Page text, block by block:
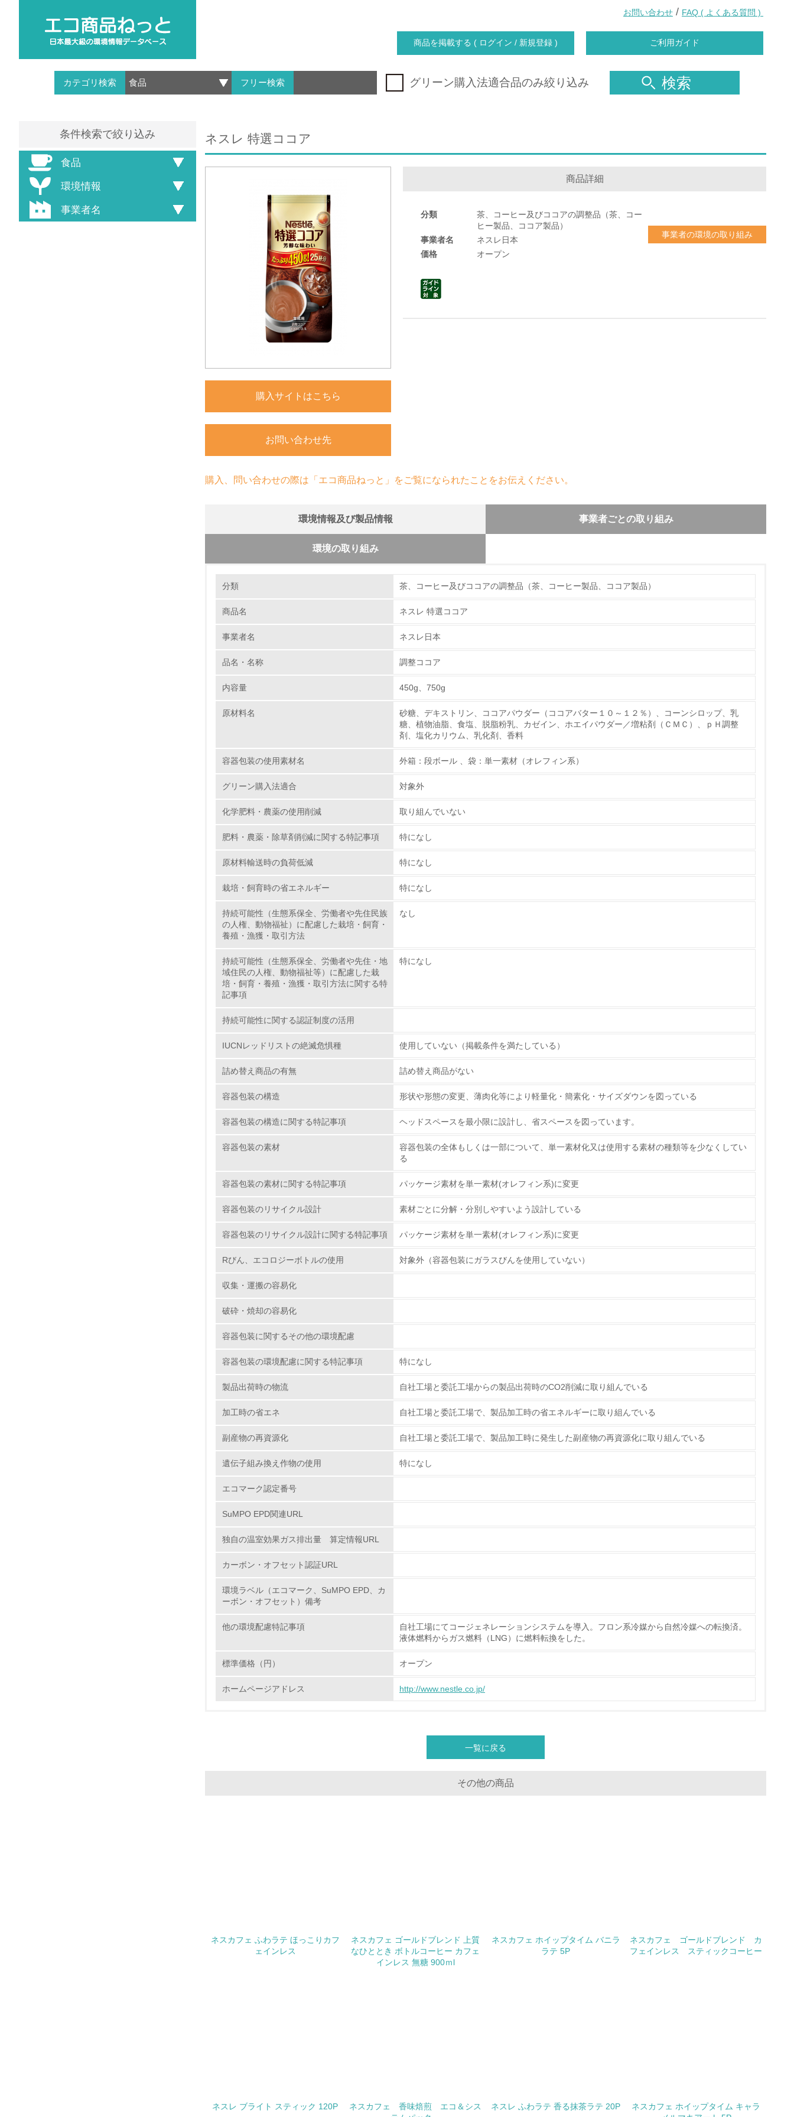
お問い合わせ / FAQ ( よくある質問 )
商品を掲載する ( ログイン / 新規登録 ) ご利用ガイド
カテゴリ検索 フリー検索 グリーン購入法適合品のみ絞り込み 検索
条件検索で絞り込み
食品
環境情報
事業者名
ネスレ 特選ココア
購入サイトはこちら
お問い合わせ先
商品詳細
分類
茶、コーヒー及びココアの調整品（茶、コー
ヒー製品、ココア製品）
事業者名
ネスレ日本
価格
オープン
事業者の環境の取り組み
購入、問い合わせの際は「エコ商品ねっと」をご覧になられたことをお伝えください。
環境情報及び製品情報 事業者ごとの取り組み
環境の取り組み
大気汚染物質に関する取り組み
ど、環境負荷の軽減に向けて積極的に取り組んでまいりました。 2023年9月より、JR貨物グループとの連携によ
期貨物鉄道輸送を開始しました。 本取り組みの開始により、静岡エリアから関西エリアへ200トン／日のトラック
輸送を鉄道へ移行することとなり、年間の二酸化炭素(CO2)排出量は約900トン削減できる見込みです。また、今
1.環境取り組み体制
No.
環境対応の責任体制を定めている
自社に関係する主要な環境法規制を把握し、順守している
5. 環境取り組み体制と成果を定期的に検証して次の活動に活かしている
6. 従業員が環境方針に基づいて自分の業務の中で行うべき環境対策を理解し、実践している
7. 環境活動に関する規格やプログラムを導入している
8. 第三者認証を取得している
2.環境への取り組み
No.
9. <L1> 資源（投入原料、水等）とエネルギー（電力、重油、ガス）の使用量削減の取り組みを行っている
10. <L2> 資源とエネルギーの使用量の把握をし、具体的な削減目標や計画を立てている
環境配慮型製品・サービスの製造・販売
<L2> 環境配慮型製品・サービスの製造・販売状況を把握し、具体的な販売目標や計画を立てている
グリーン購入
非該当（包装・物流を必要とする業務を行っていない）
15. <L1> 環境負荷ができるだけ小さい包装・梱包を行っている
16. <L2> 環境負荷ができるだけ小さい物流を行っている
化学物質
19. <L1> 廃棄物の発生量の削減及びリサイクルの推進、適正処理を行っている
20. <L2> 発生する廃棄物の量と種類を把握し、具体的な削減・リサイクル目標や計画を立てている
21.
<L1> 「生物多様性保全」に関する取り組み（例：森林保全活動＜植林、天然林保護、間伐＞、認証品の
購入、原材料のトレーサビリティの確認等）を行っている
チェック項目
<L1> 「人権・労働等」に関する方針、規定等を持っている
<L1> パンフレットやホームページ等で、自社の社会的取り組みを積極的に公開・提供している
分類 茶、コーヒー及びココアの調整品（茶、コーヒー製品、ココア製品）
商品名 ネスレ 特選ココア
事業者名 ネスレ日本
品名・名称 調整ココア
内容量 450g、750g
原材料名
砂糖、デキストリン、ココアパウダー（ココアバター１０～１２％）、コーンシロップ、乳
糖、植物油脂、食塩、脱脂粉乳、カゼイン、ホエイパウダー／増粘剤（ＣＭＣ）、ｐＨ調整
剤、塩化カリウム、乳化剤、香料
容器包装の使用素材名 外箱：段ボール 、袋：単一素材（オレフィン系）
グリーン購入法適合 対象外
化学肥料・農薬の使用削減 取り組んでいない
肥料・農薬・除草剤削減に関する特記事項 特になし
原材料輸送時の負荷低減 特になし
栽培・飼育時の省エネルギー 特になし
持続可能性（生態系保全、労働者や先住民族
の人権、動物福祉）に配慮した栽培・飼育・
養殖・漁獲・取引方法
なし
持続可能性（生態系保全、労働者や先住・地
域住民の人権、動物福祉等）に配慮した栽
培・飼育・養殖・漁獲・取引方法に関する特
記事項
特になし
持続可能性に関する認証制度の活用
IUCNレッドリストの絶滅危惧種 使用していない（掲載条件を満たしている）
詰め替え商品の有無 詰め替え商品がない
容器包装の構造 形状や形態の変更、薄肉化等により軽量化・簡素化・サイズダウンを図っている
容器包装の構造に関する特記事項 ヘッドスペースを最小限に設計し、省スペースを図っています。
容器包装の素材
容器包装の全体もしくは一部について、単一素材化又は使用する素材の種類等を少なくしてい
る
容器包装の素材に関する特記事項 パッケージ素材を単一素材(オレフィン系)に変更
容器包装のリサイクル設計 素材ごとに分解・分別しやすいよう設計している
容器包装のリサイクル設計に関する特記事項 パッケージ素材を単一素材(オレフィン系)に変更
Rびん、エコロジーボトルの使用 対象外（容器包装にガラスびんを使用していない）
収集・運搬の容易化
破砕・焼却の容易化
容器包装に関するその他の環境配慮
容器包装の環境配慮に関する特記事項 特になし
製品出荷時の物流 自社工場と委託工場からの製品出荷時のCO2削減に取り組んでいる
加工時の省エネ 自社工場と委託工場で、製品加工時の省エネルギーに取り組んでいる
副産物の再資源化 自社工場と委託工場で、製品加工時に発生した副産物の再資源化に取り組んでいる
遺伝子組み換え作物の使用 特になし
エコマーク認定番号
SuMPO EPD関連URL
独自の温室効果ガス排出量 算定情報URL
カーボン・オフセット認証URL
環境ラベル（エコマーク、SuMPO EPD、カ
ーボン・オフセット）備考
他の環境配慮特記事項
自社工場にてコージェネレーションシステムを導入。フロン系冷媒から自然冷媒への転換済。
液体燃料からガス燃料（LNG）に燃料転換をした。
標準価格（円） オープン
ホームページアドレス http://www.nestle.co.jp/
一覧に戻る
その他の商品
ネスカフェ ふわラテ ほっこりカフ
ェインレス
ネスカフェ ゴールドブレンド 上質
なひととき ボトルコーヒー カフェ
インレス 無糖 900ｍl
ネスカフェ ホイップタイム バニラ
ラテ 5P
ネスカフェ ゴールドブレンド カ
フェインレス スティックコーヒー
ネスレ ブライト スティック 120P
ネスカフェ 香味焙煎 エコ＆シス
ネスレ ふわラテ 香る抹茶ラテ 20P
ネスカフェ ホイップタイム キャラ